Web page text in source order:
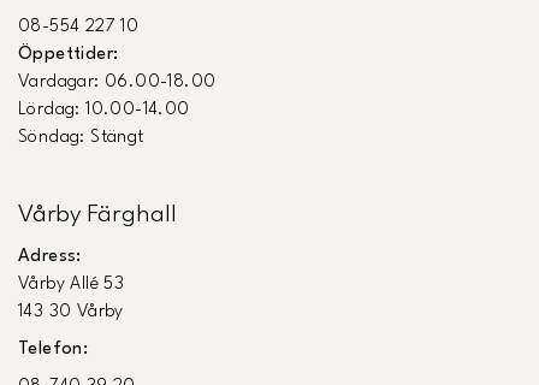
08-554 227 10
Öppettider:
Vardagar: 06.00-18.00
Lördag: 10.00-14.00
Söndag: Stängt
Vårby Färghall
Adress:
Vårby Allé 53
143 30 Vårby
Telefon: